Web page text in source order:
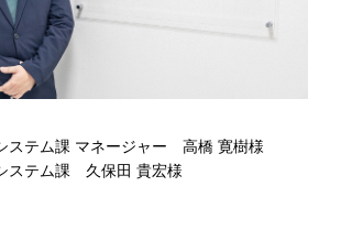
ステム課 マネージャー 高橋 寛樹様
ステム課 久保田 貴宏様